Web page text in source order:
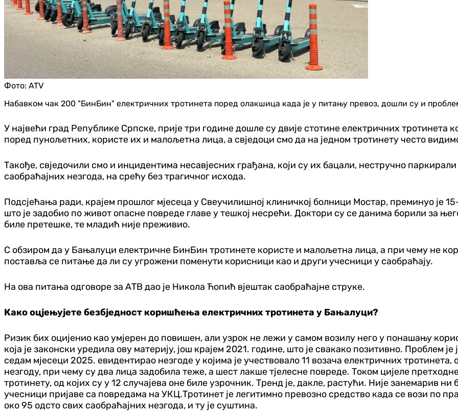
Фото: ATV
Набавком чак 200 "БинБин" електричних тротинета поред олакшица када је у питању превоз, дошли су и
У највећи град Републике Српске, прије три године дошле су двије стотине електричних тротинета
поред пунољетних, користе их и малољетна лица, а свједоци смо да на једном тротинету често
Такође, свједочили смо и инцидентима несавјесних грађана, који су их бацали, нестручно
саобраћајних незгода, на срећу без трагичног исхода.
Подсјећања ради, крајем прошлог мјесеца у Свеучилишној клиничкој болници Мостар, преминуо је
што је задобио по живот опасне повреде главе у тешкој несрећи. Доктори су се данима борили за
биле претешке, те младић није преживио.
С обзиром да у Бањалуци електричне БинБин тротинете користе и малољетна лица, а при чему не
поставља се питање да ли су угрожени поменути корисници као и други учесници у саобраћају.
На ова питања одговоре за АТВ дао је Никола Ћопић вјештак саобраћајне струке.
Како оцјењујете безбједност коришћења електричних тротинета у Бањалуци?
Ризик бих оцијенио као умјерен до повишен, али узрок не лежи у самом возилу него у понашању
која је законски уредила ову материју, још крајем 2021. године, што је свакако позитивно. Проблем
седам мјесеци 2025. евидентирао незгоде у којима је учествовало 11 возача електричних
незгоду, при чему су два лица задобила теже, а шест лакше тјелесне повреде. Током цијеле
тротинету, од којих су у 12 случајева оне биле узрочник. Тренд је, дакле, растући. Није занемарив ни
учесници пријаве са повредама на УКЦ.Тротинет је легитимно превозно средство када се вози по
око 95 одсто свих саобраћајних незгода, и ту је суштина.